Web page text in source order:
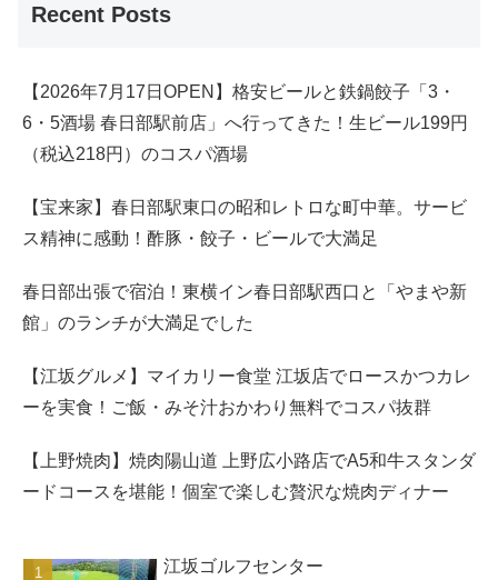
Recent Posts
【2026年7月17日OPEN】格安ビールと鉄鍋餃子「3・
6・5酒場 春日部駅前店」へ行ってきた！生ビール199円
（税込218円）のコスパ酒場
【宝来家】春日部駅東口の昭和レトロな町中華。サービ
ス精神に感動！酢豚・餃子・ビールで大満足
春日部出張で宿泊！東横イン春日部駅西口と「やまや新
館」のランチが大満足でした
【江坂グルメ】マイカリー食堂 江坂店でロースかつカレ
ーを実食！ご飯・みそ汁おかわり無料でコスパ抜群
【上野焼肉】焼肉陽山道 上野広小路店でA5和牛スタンダ
ードコースを堪能！個室で楽しむ贅沢な焼肉ディナー
江坂ゴルフセンター